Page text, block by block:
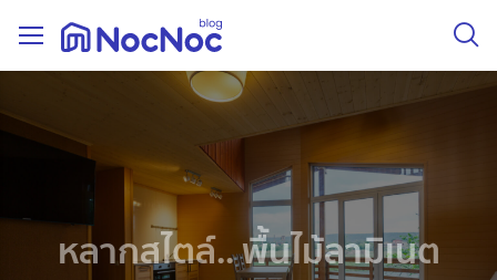
หลากสไตล์.. พื้นไม้ลามิเนต